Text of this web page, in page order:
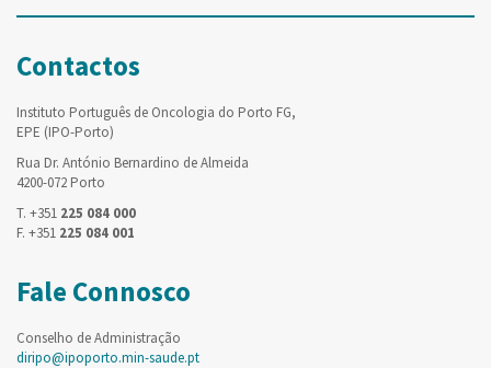
Contactos
Instituto Português de Oncologia do Porto FG,
EPE (IPO-Porto)
Rua Dr. António Bernardino de Almeida
4200-072 Porto
T. +351 225 084 000
F. +351 225 084 001
Fale Connosco
Conselho de Administração
diripo@ipoporto.min-saude.pt